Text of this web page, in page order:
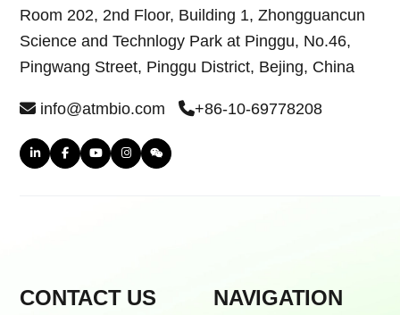
Room 202, 2nd Floor, Building 1, Zhongguancun
Science and Technlogy Park at Pinggu, No.46,
Pingwang Street, Pinggu District, Bejing, China
info@atmbio.com +86-10-69778208
CONTACT US NAVIGATION